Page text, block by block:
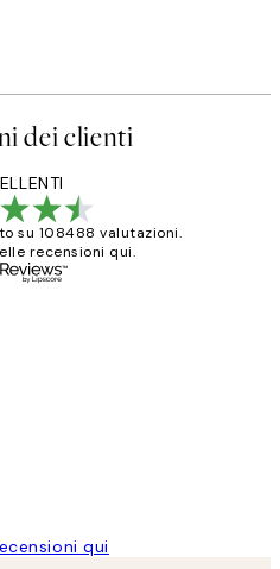
dei clienti
su 108488 valutazioni.
recensioni qui.
qui